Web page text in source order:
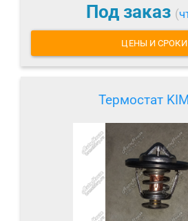
Под заказ (
ЦЕНЫ И СРОКИ
Термостат